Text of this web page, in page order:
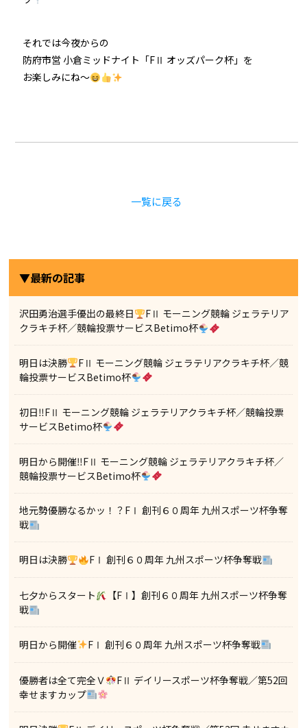
▼最新の記事
沢田勇治選手優出の最終日
FⅡ モーニング競輪 ジェラテリア
クラキチ杯／競輪投票サービスBetimo杯
明日は決勝
FⅡ モーニング競輪 ジェラテリアクラキチ杯／競
輪投票サービスBetimo杯
初日‼FⅡ モーニング競輪 ジェラテリアクラキチ杯／競輪投票
サービスBetimo杯
明日から開催‼FⅡ モーニング競輪 ジェラテリアクラキチ杯／
競輪投票サービスBetimo杯
地元勢優勝なるかッ！？FⅠ 創刊６０周年 九州スポーツ杯争奪
戦
明日は決勝 FⅠ 創刊６０周年 九州スポーツ杯争奪戦
七夕からスタート
【FⅠ】創刊６０周年 九州スポーツ杯争奪
戦
明日から開催 FⅠ 創刊６０周年 九州スポーツ杯争奪戦
優勝者は全て完全Ｖ
FⅡ デイリースポーツ杯争奪戦／第52回
幸せますカップ
それでは今夜からの
防府市営 小倉ミッドナイト「FⅡ オッズパーク杯」を
お楽しみにね～
一覧に戻る